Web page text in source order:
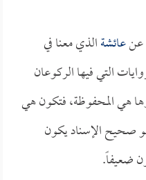
عنعائشةالذي معنا في
التي فيها الركوعان
هي المحفوظة، فتكون هي
هو صحيح الإسناد يكون
ضعيفاً.